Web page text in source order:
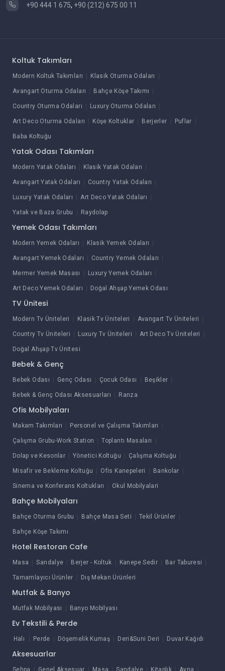
+90 444 1 675, +90 (212) 675 00 11
Koltuk Takımları
Modern Koltuk Takımları Klasik Oturma Odaları
Avangart Oturma Odaları Bahçe Köşe Takımı
Country Oturma Odaları Luxury Oturma Odaları
Art Deco Oturma Odaları Köşe Koltuklar Berjerler Puflar
Baba Koltuğu
Yatak Odası Takımları
Modern Yatak Odaları Klasik Yatak Odaları
Avangart Yatak Odaları Country Yatak Odaları
Luxury Yatak Odaları Art Deco Yatak Odaları
Yatak ve Baza Grubu Raydolap
Yemek Odası Takımları
Modern Yemek Odaları Klasik Yemek Odaları
Avangart Yemek Odaları Country Yemek Odaları
Mermer Yemek Masası Luxury Yemek Odaları
Art Deco Yemek Odaları Doğal Ahşap Yemek Odası
TV Ünitesi
Modern Tv Üniteleri Klasik Tv Üniteleri Avangart Tv Üniteleri
Country Tv Üniteleri Luxury Tv Üniteleri Art Deco Tv Üniteleri
Doğal Ahşap Tv Ünitesi
Bebek & Genç
Bebek Odası Genç Odası Çocuk Odası Beşikler
Bebek & Genç Odası Aksesuarları Ranza
Ofis Mobilyaları
Makam Takımları Personel ve Çalışma Takımları
Çalışma Grubu-Work Station Toplantı Masaları
Dolap ve Kesonlar Yönetici Koltuğu Çalışma Koltuğu
Misafir ve Bekleme Koltuğu Ofis Kanepeleri Bankolar
Sinema ve Konferans Koltukları Okul Mobilyalari
Bahçe Mobilyaları
Bahçe Oturma Grubu Bahçe Masa Seti Tekil Ürünler
Bahçe Köşe Takımı
Hotel Restoran Cafe
Masa Sandalye Berjer - Koltuk Kanepe Sedir Bar Taburesi
Tamamlayıcı Ürünler Dış Mekan Ürünleri
Mutfak & Banyo
Mutfak Mobilyası Banyo Mobilyası
Ev Tekstili & Perde
Halı Perde Döşemelik Kumaş Deri&Suni Deri Duvar Kağıdı
Aksesuarlar
Sehpa Genel Aksesuar Masa Sandalye Kitaplık Ayna